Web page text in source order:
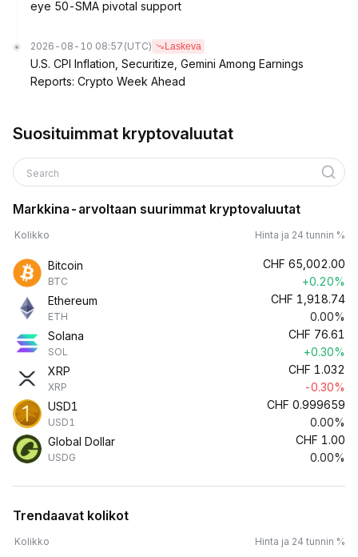
eye 50-SMA pivotal support
2026-08-10 08:57 (UTC) Laskeva
U.S. CPI Inflation, Securitize, Gemini Among Earnings
Reports: Crypto Week Ahead
Suosituimmat kryptovaluutat
Search
Markkina-arvoltaan suurimmat kryptovaluutat
Kolikko Hinta ja 24 tunnin %
Bitcoin
BTC
CHF 65,002.00
+0.20%
Ethereum
ETH
CHF 1,918.74
0.00%
Solana
SOL
CHF 76.61
+0.30%
XRP
XRP
CHF 1.032
-0.30%
USD1
USD1
CHF 0.999659
0.00%
Global Dollar
USDG
CHF 1.00
0.00%
Trendaavat kolikot
Kolikko Hinta ja 24 tunnin %